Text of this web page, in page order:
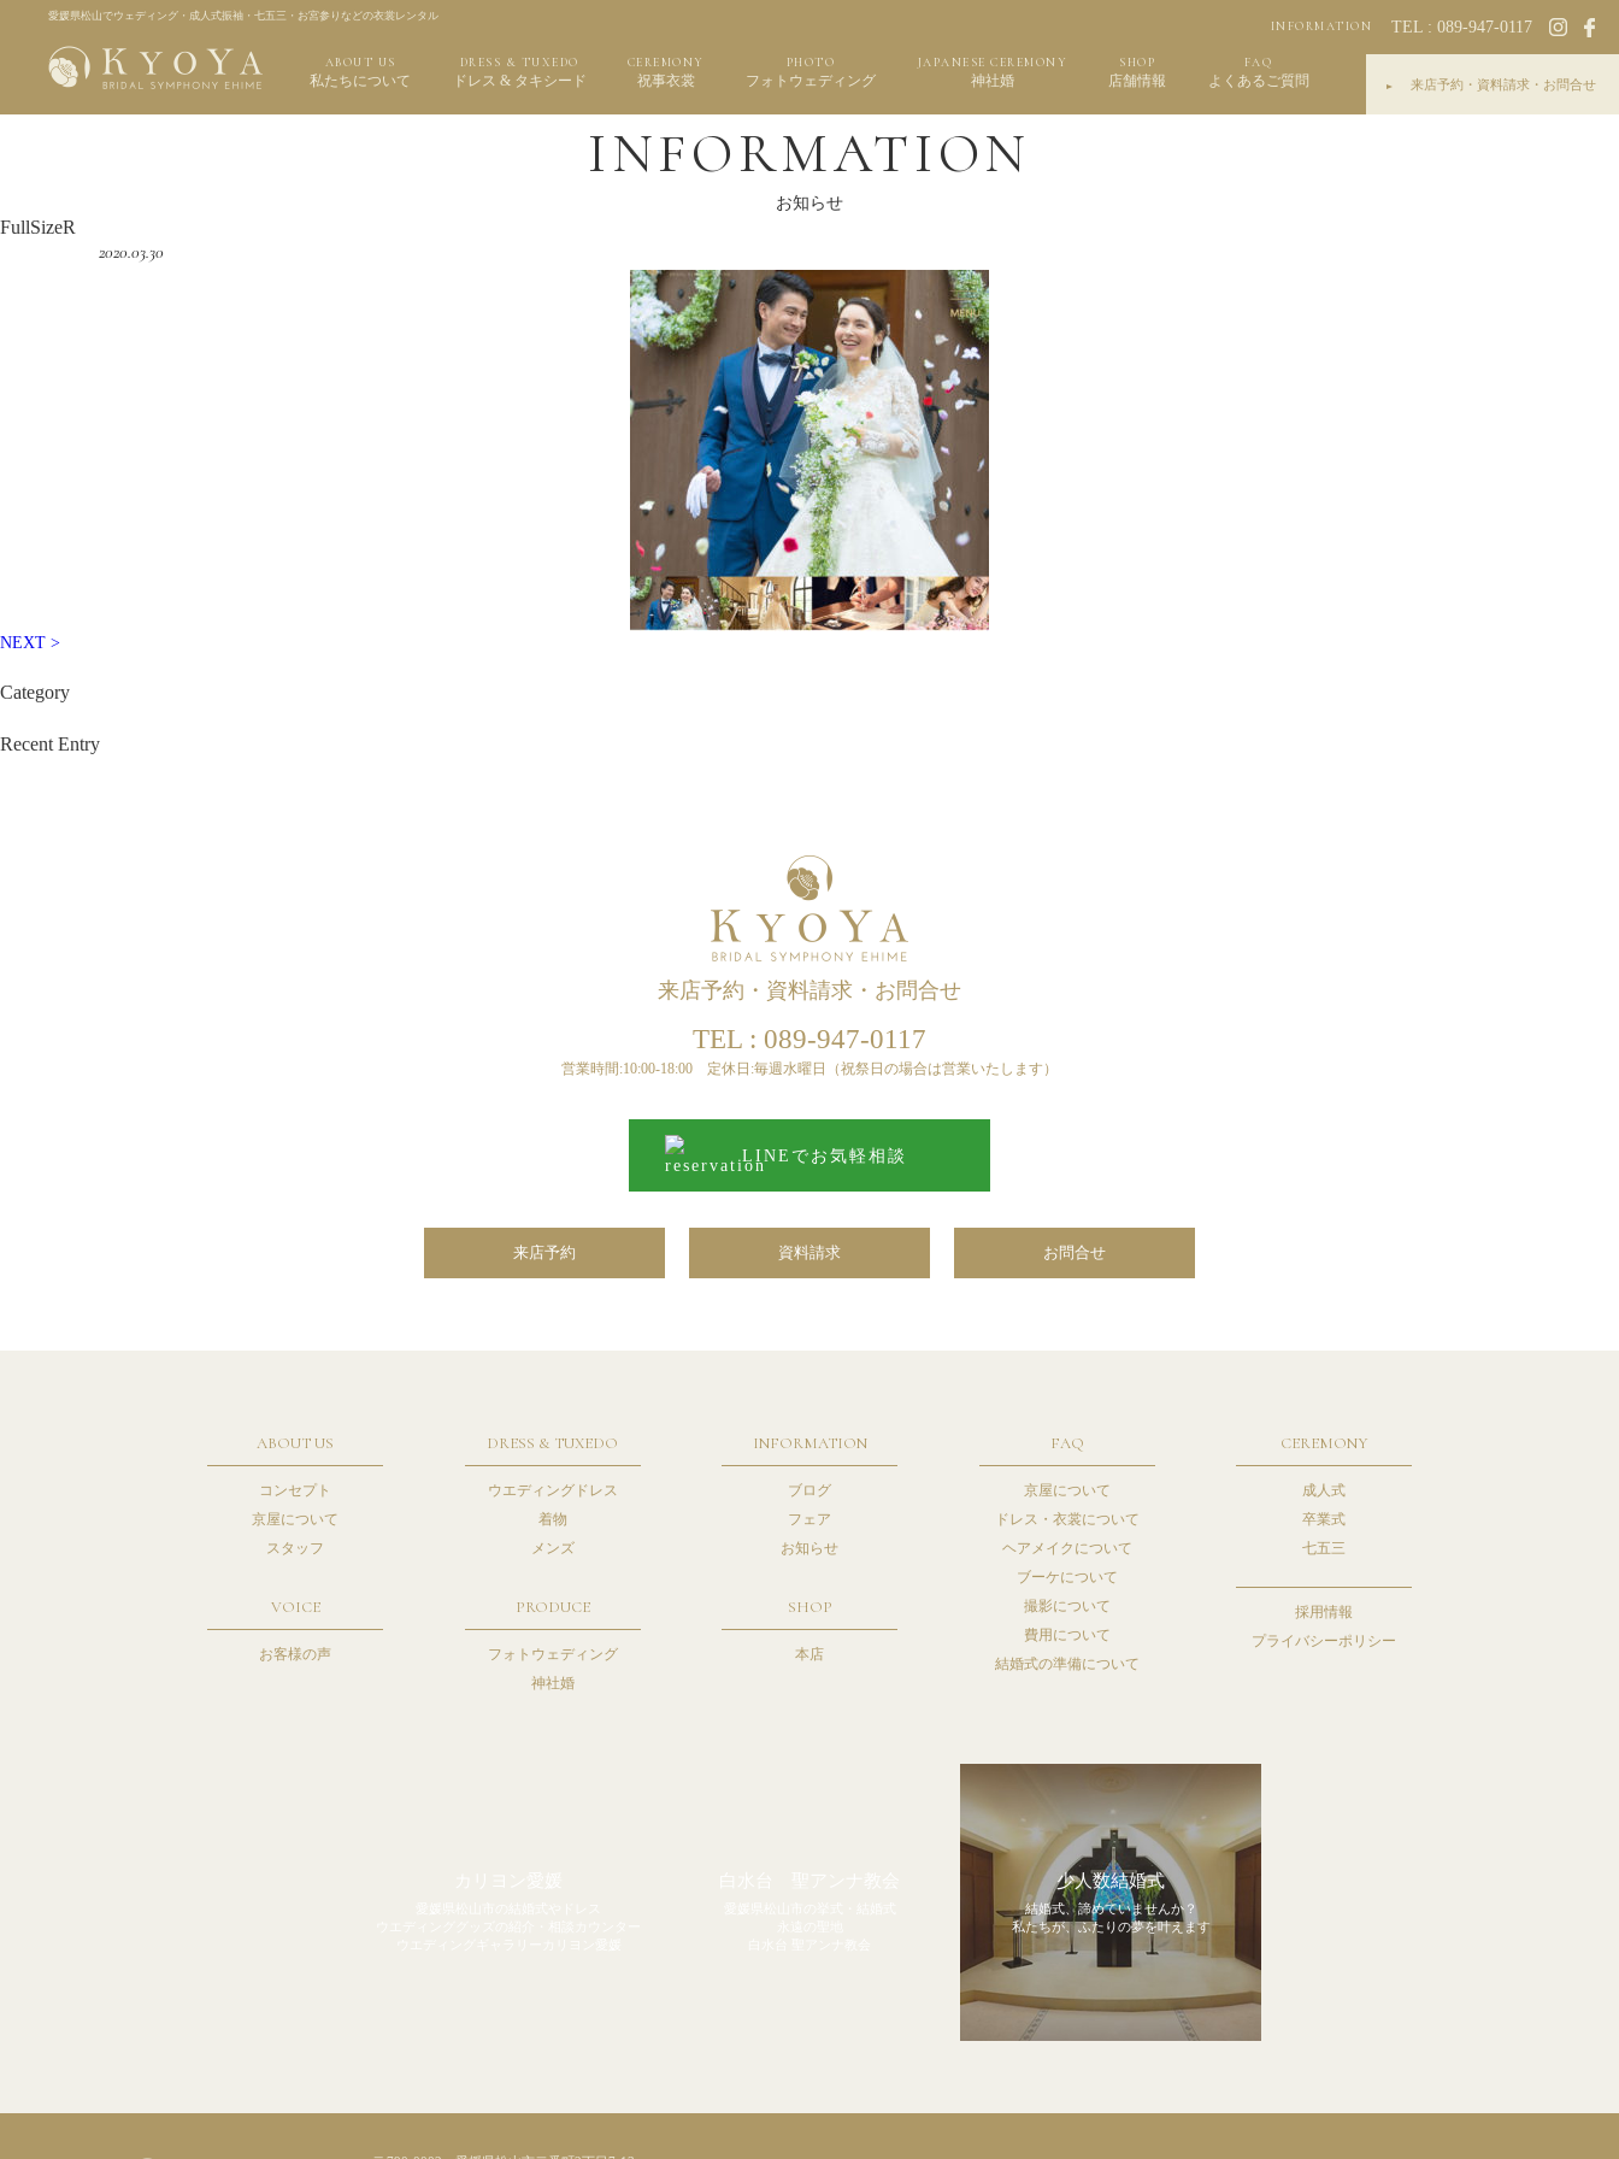
愛媛県松山でウェディング・成人式振袖・七五三・お宮参りなどの衣裳レンタル
INFORMATION TEL : 089-947-0117
来店予約・資料請求・お問合せ
ABOUT US
私たちについて
DRESS & TUXEDO
ドレス & タキシード
CEREMONY
祝事衣裳
PHOTO
フォトウェディング
JAPANESE CEREMONY
神社婚
SHOP
店舗情報
FAQ
よくあるご質問
INFORMATION
お知らせ
FullSizeR
2020.03.30
NEXT >
Category
Recent Entry
来店予約・資料請求・お問合せ
TEL : 089-947-0117
営業時間:10:00-18:00 定休日:毎週水曜日（祝祭日の場合は営業いたします）
LINEでお気軽相談
来店予約 資料請求 お問合せ
ABOUT US
コンセプト
京屋について
スタッフ
VOICE
お客様の声
DRESS & TUXEDO
ウエディングドレス
着物
メンズ
PRODUCE
フォトウェディング
神社婚
INFORMATION
ブログ
フェア
お知らせ
SHOP
本店
FAQ
京屋について
ドレス・衣裳について
ヘアメイクについて
ブーケについて
撮影について
費用について
結婚式の準備について
CEREMONY
成人式
卒業式
七五三
採用情報
プライバシーポリシー
少人数結婚式
結婚式、諦めていませんか？
私たちが、ふたりの夢を叶えます